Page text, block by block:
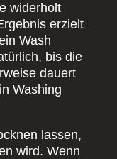
widerholt
erzielt
Wash
bis die
dauert
Washing
lassen,
wird. Wenn